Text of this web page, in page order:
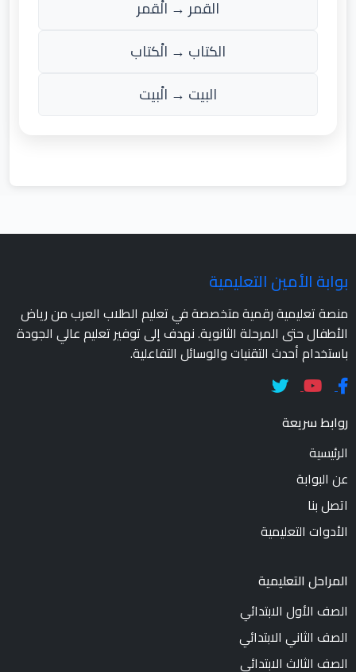
القمر → الْقمر
الكتاب → الْكتاب
البيت → الْبيت
بوابة الأمين التعليمية
منصة تعليمية رقمية متخصصة في تعليم الطلاب العرب من رياض
الأطفال حتى المرحلة الثانوية. نهدف إلى توفير تعليم عالي الجودة
باستخدام أحدث التقنيات والوسائل التفاعلية.
روابط سريعة
الرئيسية
عن البوابة
اتصل بنا
الأدوات التعليمية
المراحل التعليمية
الصف الأول الابتدائي
الصف الثاني الابتدائي
الصف الثالث الابتدائي